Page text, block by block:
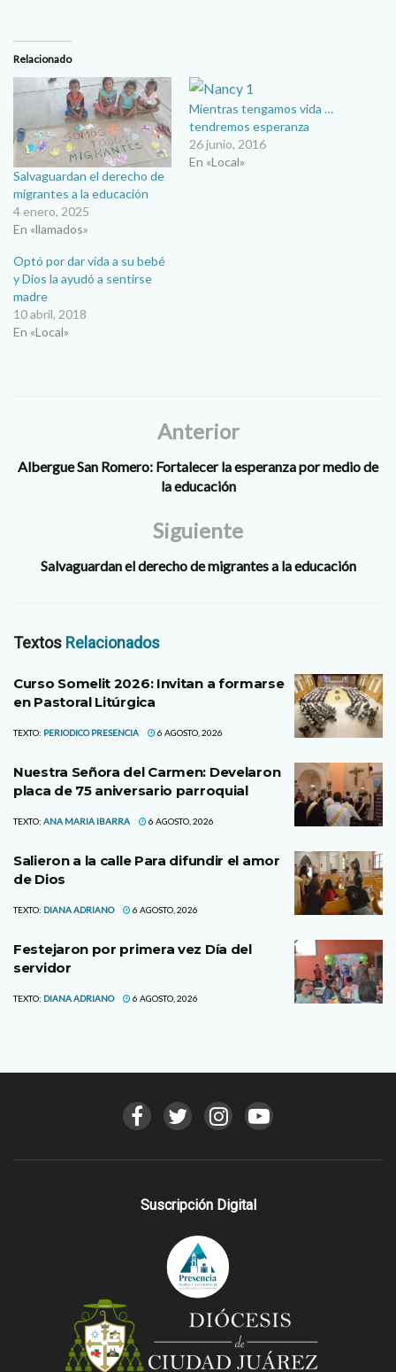
Relacionado
Salvaguardan el derecho de
migrantes a la educación
4 enero, 2025
En «llamados»
Mientras tengamos vida …
tendremos esperanza
26 junio, 2016
En «Local»
Optó por dar vida a su bebé
y Dios la ayudó a sentirse
madre
10 abril, 2018
En «Local»
Anterior
Albergue San Romero: Fortalecer la esperanza por medio de
la educación
Siguiente
Salvaguardan el derecho de migrantes a la educación
Textos Relacionados
Curso Somelit 2026: Invitan a formarse
en Pastoral Litúrgica
TEXTO: PERIODICO PRESENCIA 6 AGOSTO, 2026
Nuestra Señora del Carmen: Develaron
placa de 75 aniversario parroquial
TEXTO: ANA MARIA IBARRA 6 AGOSTO, 2026
Salieron a la calle Para difundir el amor
de Dios
TEXTO: DIANA ADRIANO 6 AGOSTO, 2026
Festejaron por primera vez Día del
servidor
TEXTO: DIANA ADRIANO 6 AGOSTO, 2026
Suscripción Digital